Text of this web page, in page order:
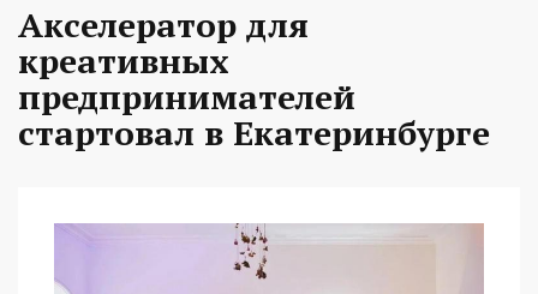
Акселератор для
креативных
предпринимателей
стартовал в Екатеринбурге